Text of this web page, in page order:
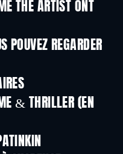
THE ARTIST ONT
POUVEZ REGARDER
Série
& THRILLER (EN
Série